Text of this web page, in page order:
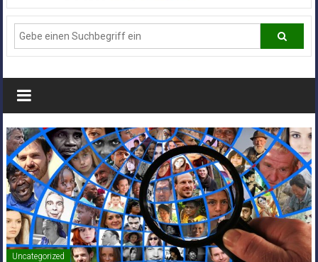
News
aus
Deiner
Stadt
Monheim
Uncategorized